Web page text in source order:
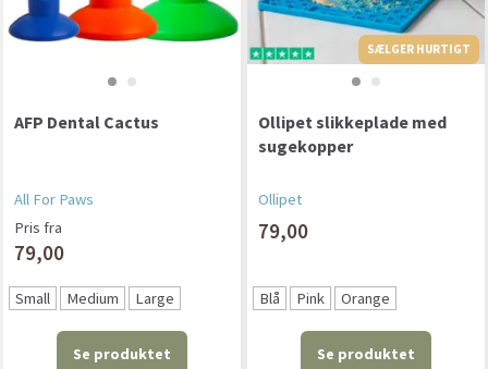
AFP Dental Cactus
All For Paws
Pris fra
79,00
Small Medium Large
Se produktet
SÆLGER HURTIGT
Ollipet slikkeplade med
sugekopper
Ollipet
79,00
Blå Pink Orange
Se produktet